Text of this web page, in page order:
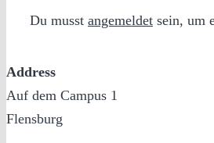
Du musst angemeldet sein, um
Address
Auf dem Campus 1
Flensburg